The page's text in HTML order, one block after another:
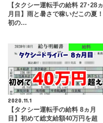
【タクシー運転手の給料 27･28ヵ
月目】雨と暑さで稼いだこの夏！
初の…
給料
2020.11.1
【タクシー運転手の給料 8ヵ月
目】初めて総支給額40万円を超